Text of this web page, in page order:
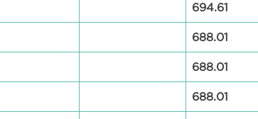
694.61
688.01
688.01
688.01